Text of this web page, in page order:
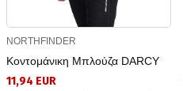
NORTHFINDER
Κοντομάνικη Μπλούζα DARCY
11,94 EUR